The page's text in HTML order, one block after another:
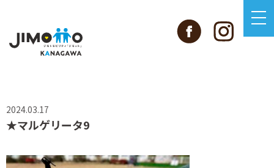
2024.03.17
★マルゲリータ9